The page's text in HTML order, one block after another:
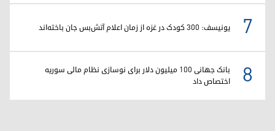
7 یونیسف: ۳۰۰ کودک در غزه از زمان اعلام آتش‌بس جان باخته‌اند
8 بانک جهانی ۱۰۰ میلیون دلار برای نوسازی نظام مالی سوریه
اختصاص داد